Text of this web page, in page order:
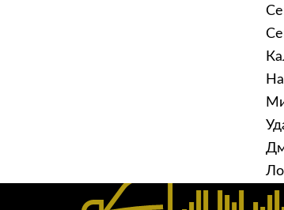
Техническое